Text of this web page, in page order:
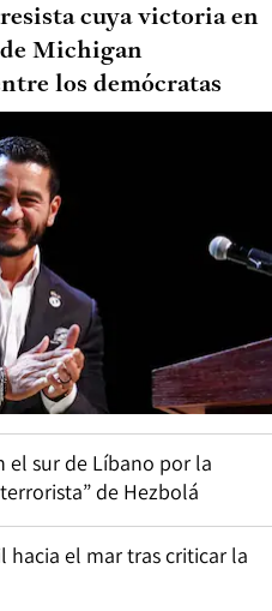
cuya victoria en
Michigan
los demócratas
el sur de Líbano por la
de Hezbolá
hacia el mar tras criticar la